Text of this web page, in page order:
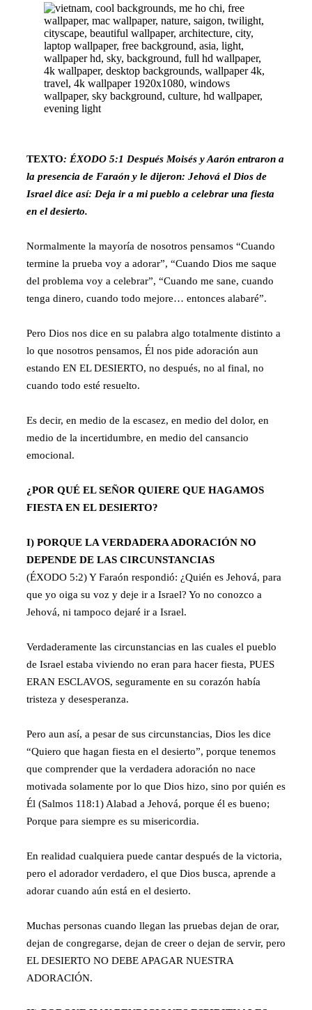
TEXTO: ÉXODO 5:1 Después Moisés y Aarón entraron a
la presencia de Faraón y le dijeron: Jehová el Dios de
Israel dice así: Deja ir a mi pueblo a celebrar una fiesta
en el desierto.
Normalmente la mayoría de nosotros pensamos “Cuando
termine la prueba voy a adorar”, “Cuando Dios me saque
del problema voy a celebrar”, “Cuando me sane, cuando
tenga dinero, cuando todo mejore… entonces alabaré”.
Pero Dios nos dice en su palabra algo totalmente distinto a
lo que nosotros pensamos, Él nos pide adoración aun
estando EN EL DESIERTO, no después, no al final, no
cuando todo esté resuelto.
Es decir, en medio de la escasez, en medio del dolor, en
medio de la incertidumbre, en medio del cansancio
emocional.
¿POR QUÉ EL SEÑOR QUIERE QUE HAGAMOS
FIESTA EN EL DESIERTO?
I) PORQUE LA VERDADERA ADORACIÓN NO
DEPENDE DE LAS CIRCUNSTANCIAS
(ÉXODO 5:2) Y Faraón respondió: ¿Quién es Jehová, para
que yo oiga su voz y deje ir a Israel? Yo no conozco a
Jehová, ni tampoco dejaré ir a Israel.
Verdaderamente las circunstancias en las cuales el pueblo
de Israel estaba viviendo no eran para hacer fiesta, PUES
ERAN ESCLAVOS, seguramente en su corazón había
tristeza y desesperanza.
Pero aun así, a pesar de sus circunstancias, Dios les dice
“Quiero que hagan fiesta en el desierto”, porque tenemos
que comprender que la verdadera adoración no nace
motivada solamente por lo que Dios hizo, sino por quién es
Él (Salmos 118:1) Alabad a Jehová, porque él es bueno;
Porque para siempre es su misericordia.
En realidad cualquiera puede cantar después de la victoria,
pero el adorador verdadero, el que Dios busca, aprende a
adorar cuando aún está en el desierto.
Muchas personas cuando llegan las pruebas dejan de orar,
dejan de congregarse, dejan de creer o dejan de servir, pero
EL DESIERTO NO DEBE APAGAR NUESTRA
ADORACIÓN.